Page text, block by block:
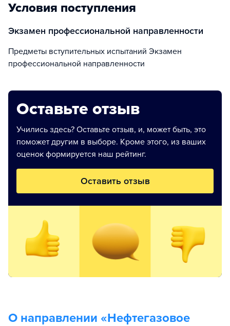
Условия поступления
Экзамен профессиональной направленности
Предметы вступительных испытаний Экзамен
профессиональной направленности
Оставьте отзыв
Учились здесь? Оставьте отзыв, и, может быть, это
поможет другим в выборе. Кроме этого, из ваших
оценок формируется наш рейтинг.
Оставить отзыв
О направлении «Нефтегазовое